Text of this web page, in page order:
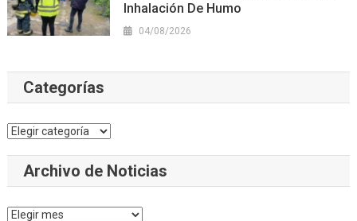
Inhalación De Humo
04/08/2026
Categorías
Categorías
Archivo de Noticias
Archivo